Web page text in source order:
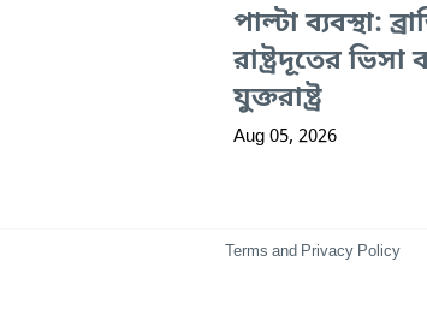
পাল্টা ব্যবস্থা:
রাষ্ট্রদূতের
যুক্তরাষ্ট্র
Aug 05, 2026
Terms and Privacy Policy